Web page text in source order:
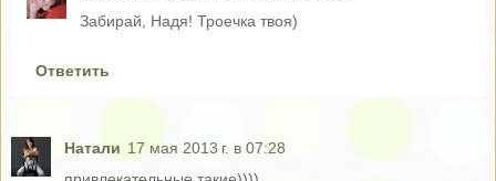
Забирай, Надя! Троечка твоя)
Ответить
Натали 17 мая 2013 г. в 07:28